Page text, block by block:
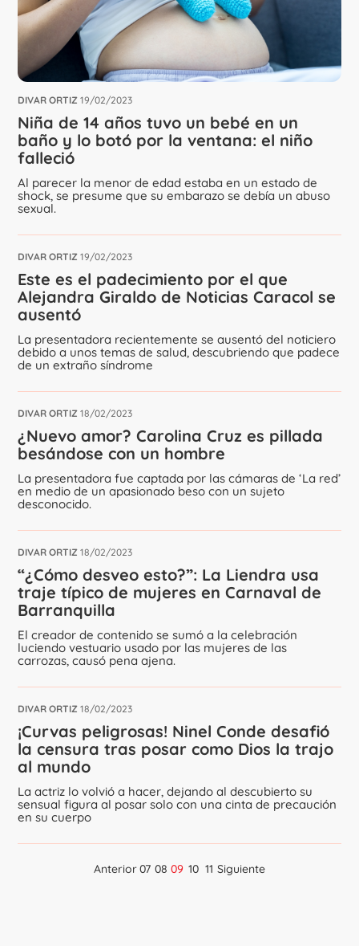
DIVAR ORTIZ 19/02/2023
Niña de 14 años tuvo un bebé en un
baño y lo botó por la ventana: el niño
falleció
Al parecer la menor de edad estaba en un estado de
shock, se presume que su embarazo se debía un abuso
sexual.
DIVAR ORTIZ 19/02/2023
Este es el padecimiento por el que
Alejandra Giraldo de Noticias Caracol se
ausentó
La presentadora recientemente se ausentó del noticiero
debido a unos temas de salud, descubriendo que padece
de un extraño síndrome
DIVAR ORTIZ 18/02/2023
¿Nuevo amor? Carolina Cruz es pillada
besándose con un hombre
La presentadora fue captada por las cámaras de ‘La red’
en medio de un apasionado beso con un sujeto
desconocido.
DIVAR ORTIZ 18/02/2023
“¿Cómo desveo esto?”: La Liendra usa
traje típico de mujeres en Carnaval de
Barranquilla
El creador de contenido se sumó a la celebración
luciendo vestuario usado por las mujeres de las
carrozas, causó pena ajena.
DIVAR ORTIZ 18/02/2023
¡Curvas peligrosas! Ninel Conde desafió
la censura tras posar como Dios la trajo
al mundo
La actriz lo volvió a hacer, dejando al descubierto su
sensual figura al posar solo con una cinta de precaución
en su cuerpo
Anterior07 08 09 10 11 Siguiente